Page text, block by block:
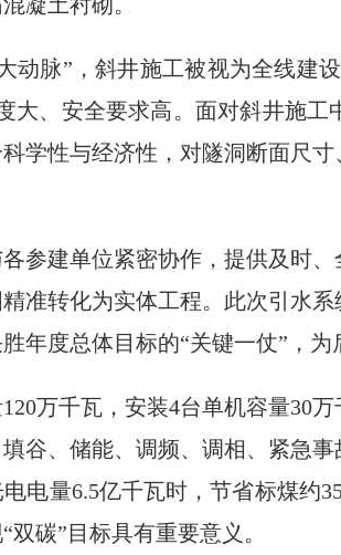
凝土衬砌。
动脉”，斜井施工被视为全线建
大、安全要求高。面对斜井施
学性与经济性，对隧洞断面尺
参建单位紧密协作，提供及时
准转化为实体工程。此次引水
年度总体目标的“关键一仗”，为
万千瓦，安装4台单机容量30
谷、储能、调频、调相、紧急
电量6.5亿千瓦时，节省标煤约
碳”目标具有重要意义。